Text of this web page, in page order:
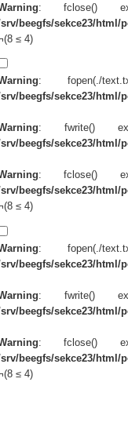
: fclose()
beegfs/sekce23/html/
≤ 4)
: fopen(./
beegfs/sekce23/html/
: fwrite()
beegfs/sekce23/html/
: fclose()
beegfs/sekce23/html/
≤ 4)
: fopen(./
beegfs/sekce23/html/
: fwrite()
beegfs/sekce23/html/
: fclose()
beegfs/sekce23/html/
≤ 4)